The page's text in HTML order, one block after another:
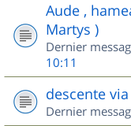
Aude ,
Martys )
Dernier
10:11
descente
Dernier